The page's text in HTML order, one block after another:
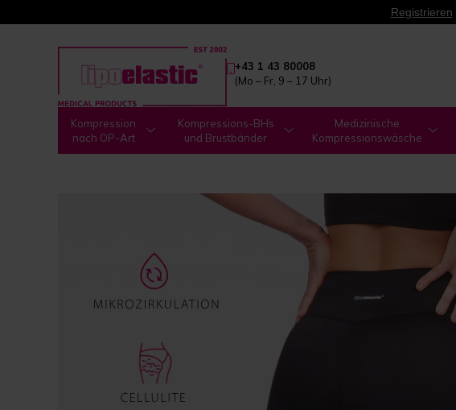
Registrieren
+43 1 43 80008
(Mo – Fr, 9 – 17 Uhr)
Kompression
nach OP-Art
Kompressions-BHs
und Brustbänder
Medizinische
Kompressionswäsche